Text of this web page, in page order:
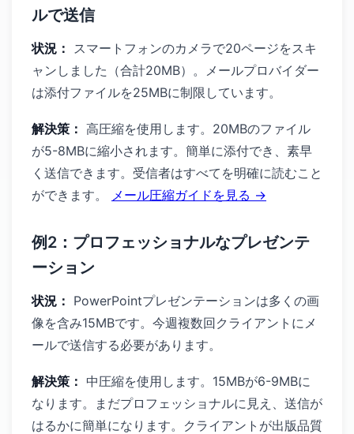
ルで送信
状況：
スマートフォンのカメラで20ページをスキ
ャンしました（合計20MB）。メールプロバイダー
は添付ファイルを25MBに制限しています。
解決策： 高圧縮を使用します。20MBのファイル
が5-8MBに縮小されます。簡単に添付でき、素早
く送信できます。受信者はすべてを明確に読むこと
ができます。
メール圧縮ガイドを見る →
例2：プロフェッショナルなプレゼンテ
ーション
状況： PowerPointプレゼンテーションは多くの画
像を含み15MBです。今週複数回クライアントにメ
ールで送信する必要があります。
解決策： 中圧縮を使用します。15MBが6-9MBに
なります。まだプロフェッショナルに見え、送信が
はるかに簡単になります。クライアントが出版品質